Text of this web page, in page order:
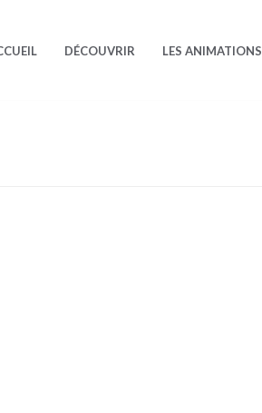
DÉCOUVRIR LES ANIMATIONS